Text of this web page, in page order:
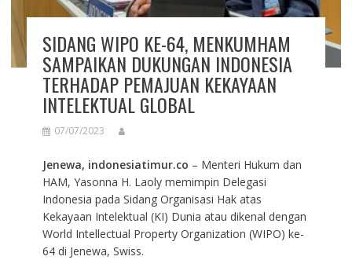
SIDANG WIPO KE-64, MENKUMHAM
SAMPAIKAN DUKUNGAN INDONESIA
TERHADAP PEMAJUAN KEKAYAAN
INTELEKTUAL GLOBAL
07/07/2023
Jenewa, indonesiatimur.co – Menteri Hukum dan
HAM, Yasonna H. Laoly memimpin Delegasi
Indonesia pada Sidang Organisasi Hak atas
Kekayaan Intelektual (KI) Dunia atau dikenal dengan
World Intellectual Property Organization (WIPO) ke-
64 di Jenewa, Swiss.